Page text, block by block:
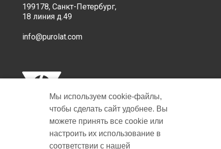
199178, Санкт-Петербург,
18 линия д.49
info@purolat.com
Copyright © 2001-2026 Пуролат.
Мы используем cookie‑файлы,
чтобы сделать сайт удобнее. Вы
можете принять все cookie или
настроить их использование в
соответствии с нашей